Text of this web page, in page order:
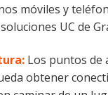
móviles y
UC de
Los puntos de
obtener